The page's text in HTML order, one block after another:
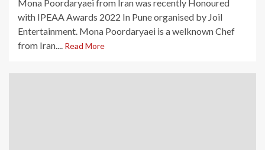
Mona Poordaryaei from Iran was recently Honoured
with IPEAA Awards 2022 In Pune organised by Joil
Entertainment. Mona Poordaryaei is a welknown Chef
from Iran.... Read More